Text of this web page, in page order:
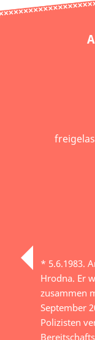
* 5.6.1983.
Hrodna. Er
zusammen
September
Polizisten